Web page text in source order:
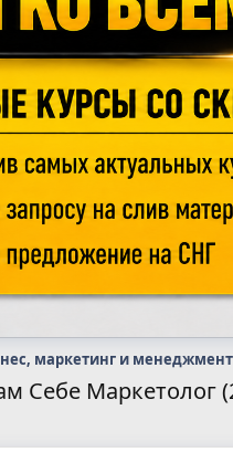
маркетинг и менеджмент
Себе Маркетолог